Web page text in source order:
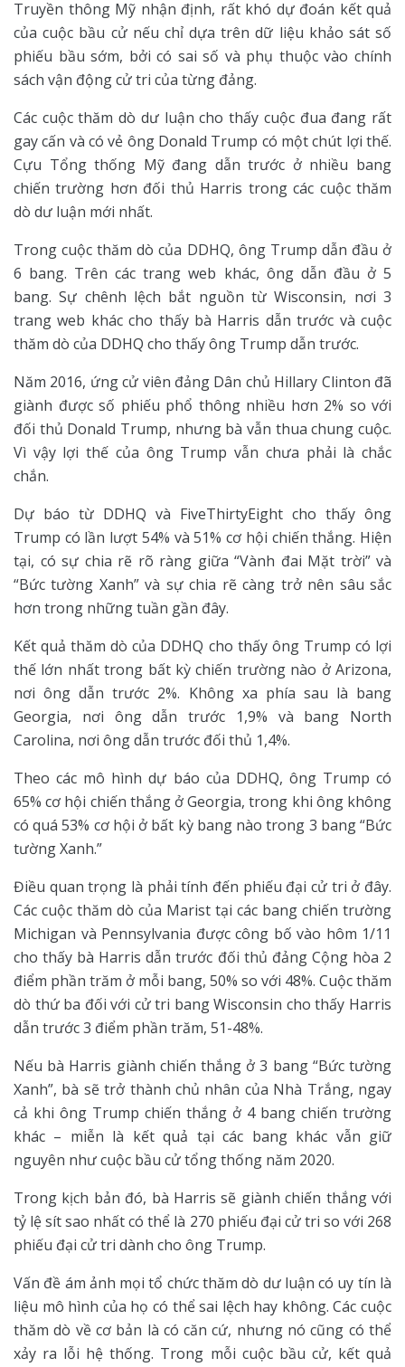
Truyền thông Mỹ nhận định, rất khó dự đoán kết quả
của cuộc bầu cử nếu chỉ dựa trên dữ liệu khảo sát số
phiếu bầu sớm, bởi có sai số và phụ thuộc vào chính
sách vận động cử tri của từng đảng.
Các cuộc thăm dò dư luận cho thấy cuộc đua đang rất
gay cấn và có vẻ ông Donald Trump có một chút lợi thế.
Cựu Tổng thống Mỹ đang dẫn trước ở nhiều bang
chiến trường hơn đối thủ Harris trong các cuộc thăm
dò dư luận mới nhất.
Trong cuộc thăm dò của DDHQ, ông Trump dẫn đầu ở
6 bang. Trên các trang web khác, ông dẫn đầu ở 5
bang. Sự chênh lệch bắt nguồn từ Wisconsin, nơi 3
trang web khác cho thấy bà Harris dẫn trước và cuộc
thăm dò của DDHQ cho thấy ông Trump dẫn trước.
Năm 2016, ứng cử viên đảng Dân chủ Hillary Clinton đã
giành được số phiếu phổ thông nhiều hơn 2% so với
đối thủ Donald Trump, nhưng bà vẫn thua chung cuộc.
Vì vậy lợi thế của ông Trump vẫn chưa phải là chắc
chắn.
Dự báo từ DDHQ và FiveThirtyEight cho thấy ông
Trump có lần lượt 54% và 51% cơ hội chiến thắng. Hiện
tại, có sự chia rẽ rõ ràng giữa “Vành đai Mặt trời” và
“Bức tường Xanh” và sự chia rẽ càng trở nên sâu sắc
hơn trong những tuần gần đây.
Kết quả thăm dò của DDHQ cho thấy ông Trump có lợi
thế lớn nhất trong bất kỳ chiến trường nào ở Arizona,
nơi ông dẫn trước 2%. Không xa phía sau là bang
Georgia, nơi ông dẫn trước 1,9% và bang North
Carolina, nơi ông dẫn trước đối thủ 1,4%.
Theo các mô hình dự báo của DDHQ, ông Trump có
65% cơ hội chiến thắng ở Georgia, trong khi ông không
có quá 53% cơ hội ở bất kỳ bang nào trong 3 bang “Bức
tường Xanh.”
Điều quan trọng là phải tính đến phiếu đại cử tri ở đây.
Các cuộc thăm dò của Marist tại các bang chiến trường
Michigan và Pennsylvania được công bố vào hôm 1/11
cho thấy bà Harris dẫn trước đối thủ đảng Cộng hòa 2
điểm phần trăm ở mỗi bang, 50% so với 48%. Cuộc thăm
dò thứ ba đối với cử tri bang Wisconsin cho thấy Harris
dẫn trước 3 điểm phần trăm, 51-48%.
Nếu bà Harris giành chiến thắng ở 3 bang “Bức tường
Xanh”, bà sẽ trở thành chủ nhân của Nhà Trắng, ngay
cả khi ông Trump chiến thắng ở 4 bang chiến trường
khác – miễn là kết quả tại các bang khác vẫn giữ
nguyên như cuộc bầu cử tổng thống năm 2020.
Trong kịch bản đó, bà Harris sẽ giành chiến thắng với
tỷ lệ sít sao nhất có thể là 270 phiếu đại cử tri so với 268
phiếu đại cử tri dành cho ông Trump.
Vấn đề ám ảnh mọi tổ chức thăm dò dư luận có uy tín là
liệu mô hình của họ có thể sai lệch hay không. Các cuộc
thăm dò về cơ bản là có căn cứ, nhưng nó cũng có thể
xảy ra lỗi hệ thống. Trong mỗi cuộc bầu cử, kết quả